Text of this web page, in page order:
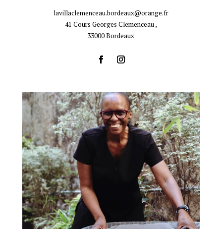
lavillaclemenceau.bordeaux@orange.fr
41 Cours Georges Clemenceau ,
33000 Bordeaux